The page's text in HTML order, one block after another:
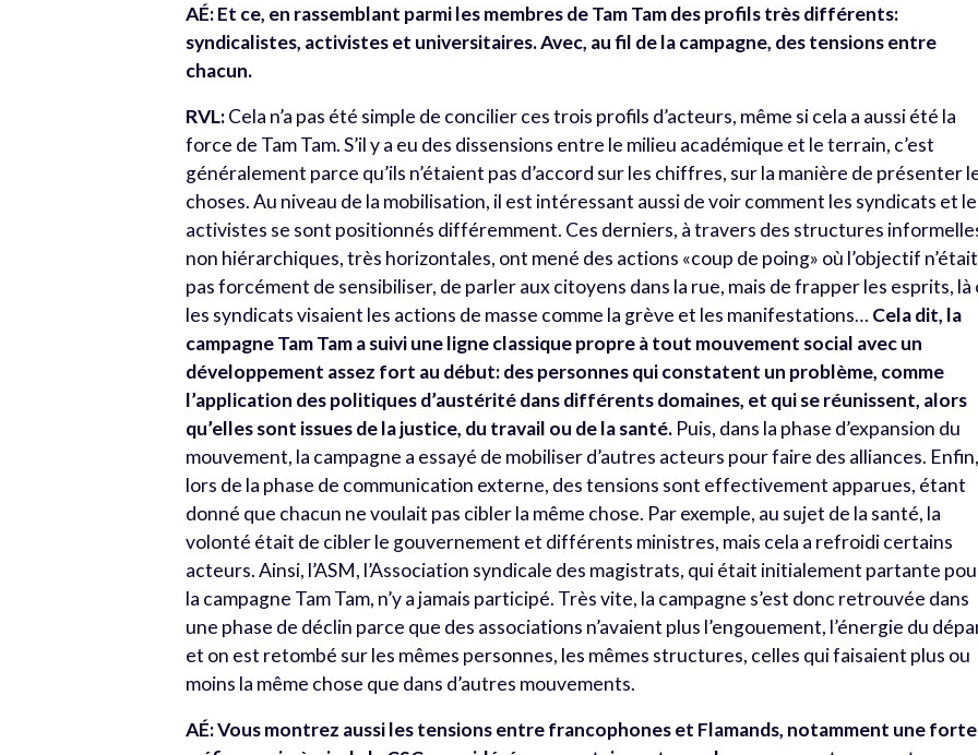
AÉ: Et ce, en rassemblant parmi les membres de Tam Tam des profils très différents:
syndicalistes, activistes et universitaires. Avec, au fil de la campagne, des tensions entre
chacun.
RVL:Cela n’a pas été simple de concilier ces trois profils d’acteurs, même si cela a aussi été la
force de Tam Tam. S’il y a eu des dissensions entre le milieu académique et le terrain, c’est
généralement parce qu’ils n’étaient pas d’accord sur les chiffres, sur la manière de présenter
choses. Au niveau de la mobilisation, il est intéressant aussi de voir comment les syndicats et
activistes se sont positionnés différemment. Ces derniers, à travers des structures
non hiérarchiques, très horizontales, ont mené des actions «coup de poing» où l’objectif n’était
pas forcément de sensibiliser, de parler aux citoyens dans la rue, mais de frapper les esprits, là
les syndicats visaient les actions de masse comme la grève et les manifestations… Cela dit, la
campagne Tam Tam a suivi une ligne classique propre à tout mouvement social avec un
développement assez fort au début: des personnes qui constatent un problème, comme
l’application des politiques d’austérité dans différents domaines, et qui se réunissent, alors
qu’elles sont issues de la justice, du travail ou de la santé. Puis, dans la phase d’expansion du
mouvement, la campagne a essayé de mobiliser d’autres acteurs pour faire des alliances.
lors de la phase de communication externe, des tensions sont effectivement apparues, étant
donné que chacun ne voulait pas cibler la même chose. Par exemple, au sujet de la santé, la
volonté était de cibler le gouvernement et différents ministres, mais cela a refroidi certains
acteurs. Ainsi, l’ASM, l’Association syndicale des magistrats, qui était initialement partante
la campagne Tam Tam, n’y a jamais participé. Très vite, la campagne s’est donc retrouvée dans
une phase de déclin parce que des associations n’avaient plus l’engouement, l’énergie du
et on est retombé sur les mêmes personnes, les mêmes structures, celles qui faisaient plus ou
moins la même chose que dans d’autres mouvements.
AÉ: Vous montrez aussi les tensions entre francophones et Flamands, notamment une forte